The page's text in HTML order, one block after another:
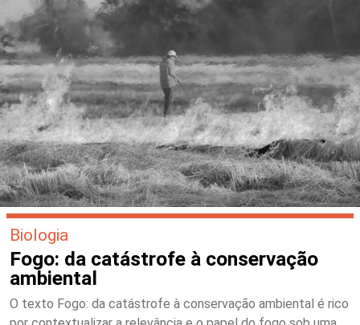
Biologia
Fogo: da catástrofe à conservação
ambiental
O texto Fogo: da catástrofe à conservação ambiental é rico